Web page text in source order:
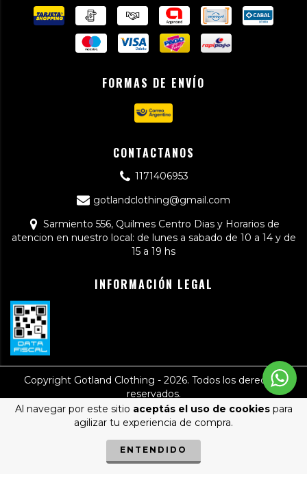
Al navegar por este sitio aceptás el uso de cookiespara
agilizar tu experiencia de compra.
ENTENDIDO
FORMAS DE ENVÍO
CONTACTANOS
1171406953
gotlandclothing@gmail.com
Sarmiento 556, Quilmes Centro Dias y Horarios de
atencion en nuestro local: de lunes a sabado de 10 a 14 y de
15 a 19 hs
INFORMACIÓN LEGAL
Copyright Gotland Clothing - 2026. Todos los derechos
reservados.
Defensa de las y los consumidores. Para reclamos ingresá acá.